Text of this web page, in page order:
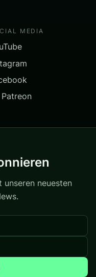
MEDIA
Patreon
unseren neuesten